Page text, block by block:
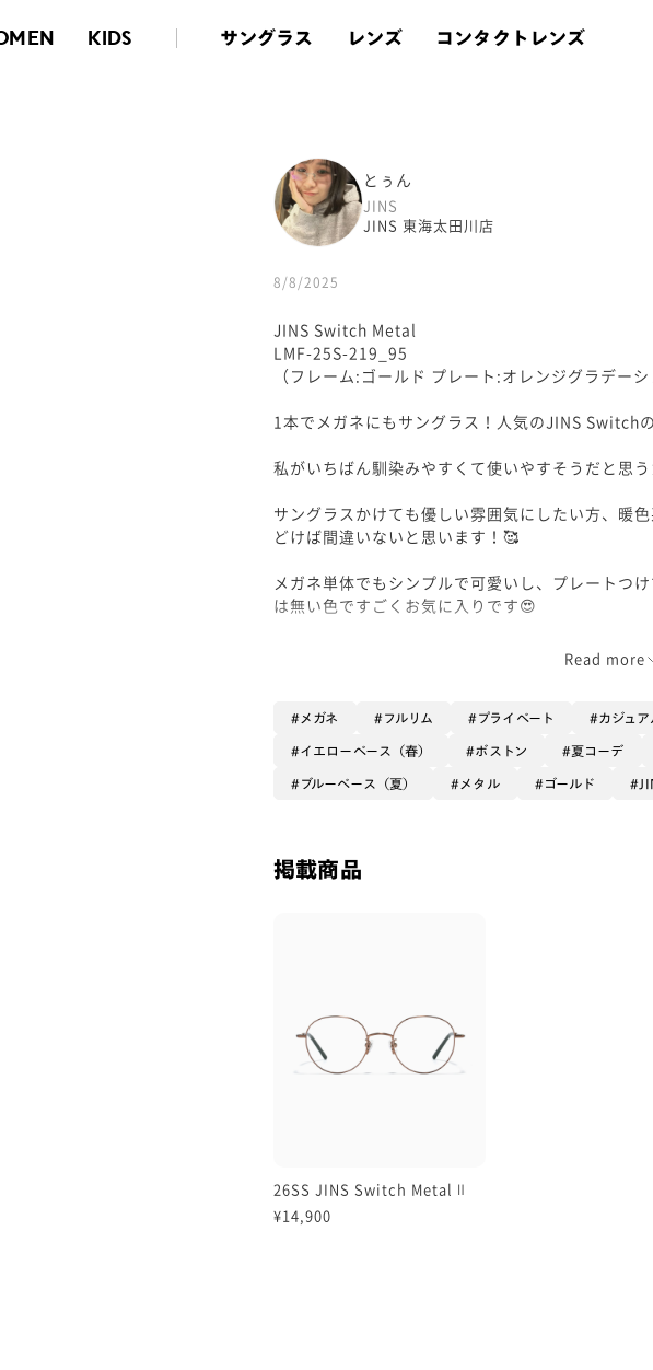
KIDS サングラス レンズ コンタクトレンズ
とぅん
JINS
JINS 東海太田川店
8/8/2025
JINS Switch Metal
LMF-25S-219_95
（フレーム:ゴールド プレート:オレンジグラデーシ
1本でメガネにもサングラス！人気のJINS Switch
私がいちばん馴染みやすくて使いやすそうだと思
サングラスかけても優しい雰囲気にしたい方、暖
どけば間違いないと思います！🥰
メガネ単体でもシンプルで可愛いし、プレートつ
は無い色ですごくお気に入りです😍
夏はまだまだ長い！是非お試し下さい！Read more
メガネ フルリム プライベート カジュア
イエローベース（春） ボストン 夏コーデ
ブルーベース（夏） メタル ゴールド
掲載商品
26SS JINS Switch Metal Ⅱ
¥14,900